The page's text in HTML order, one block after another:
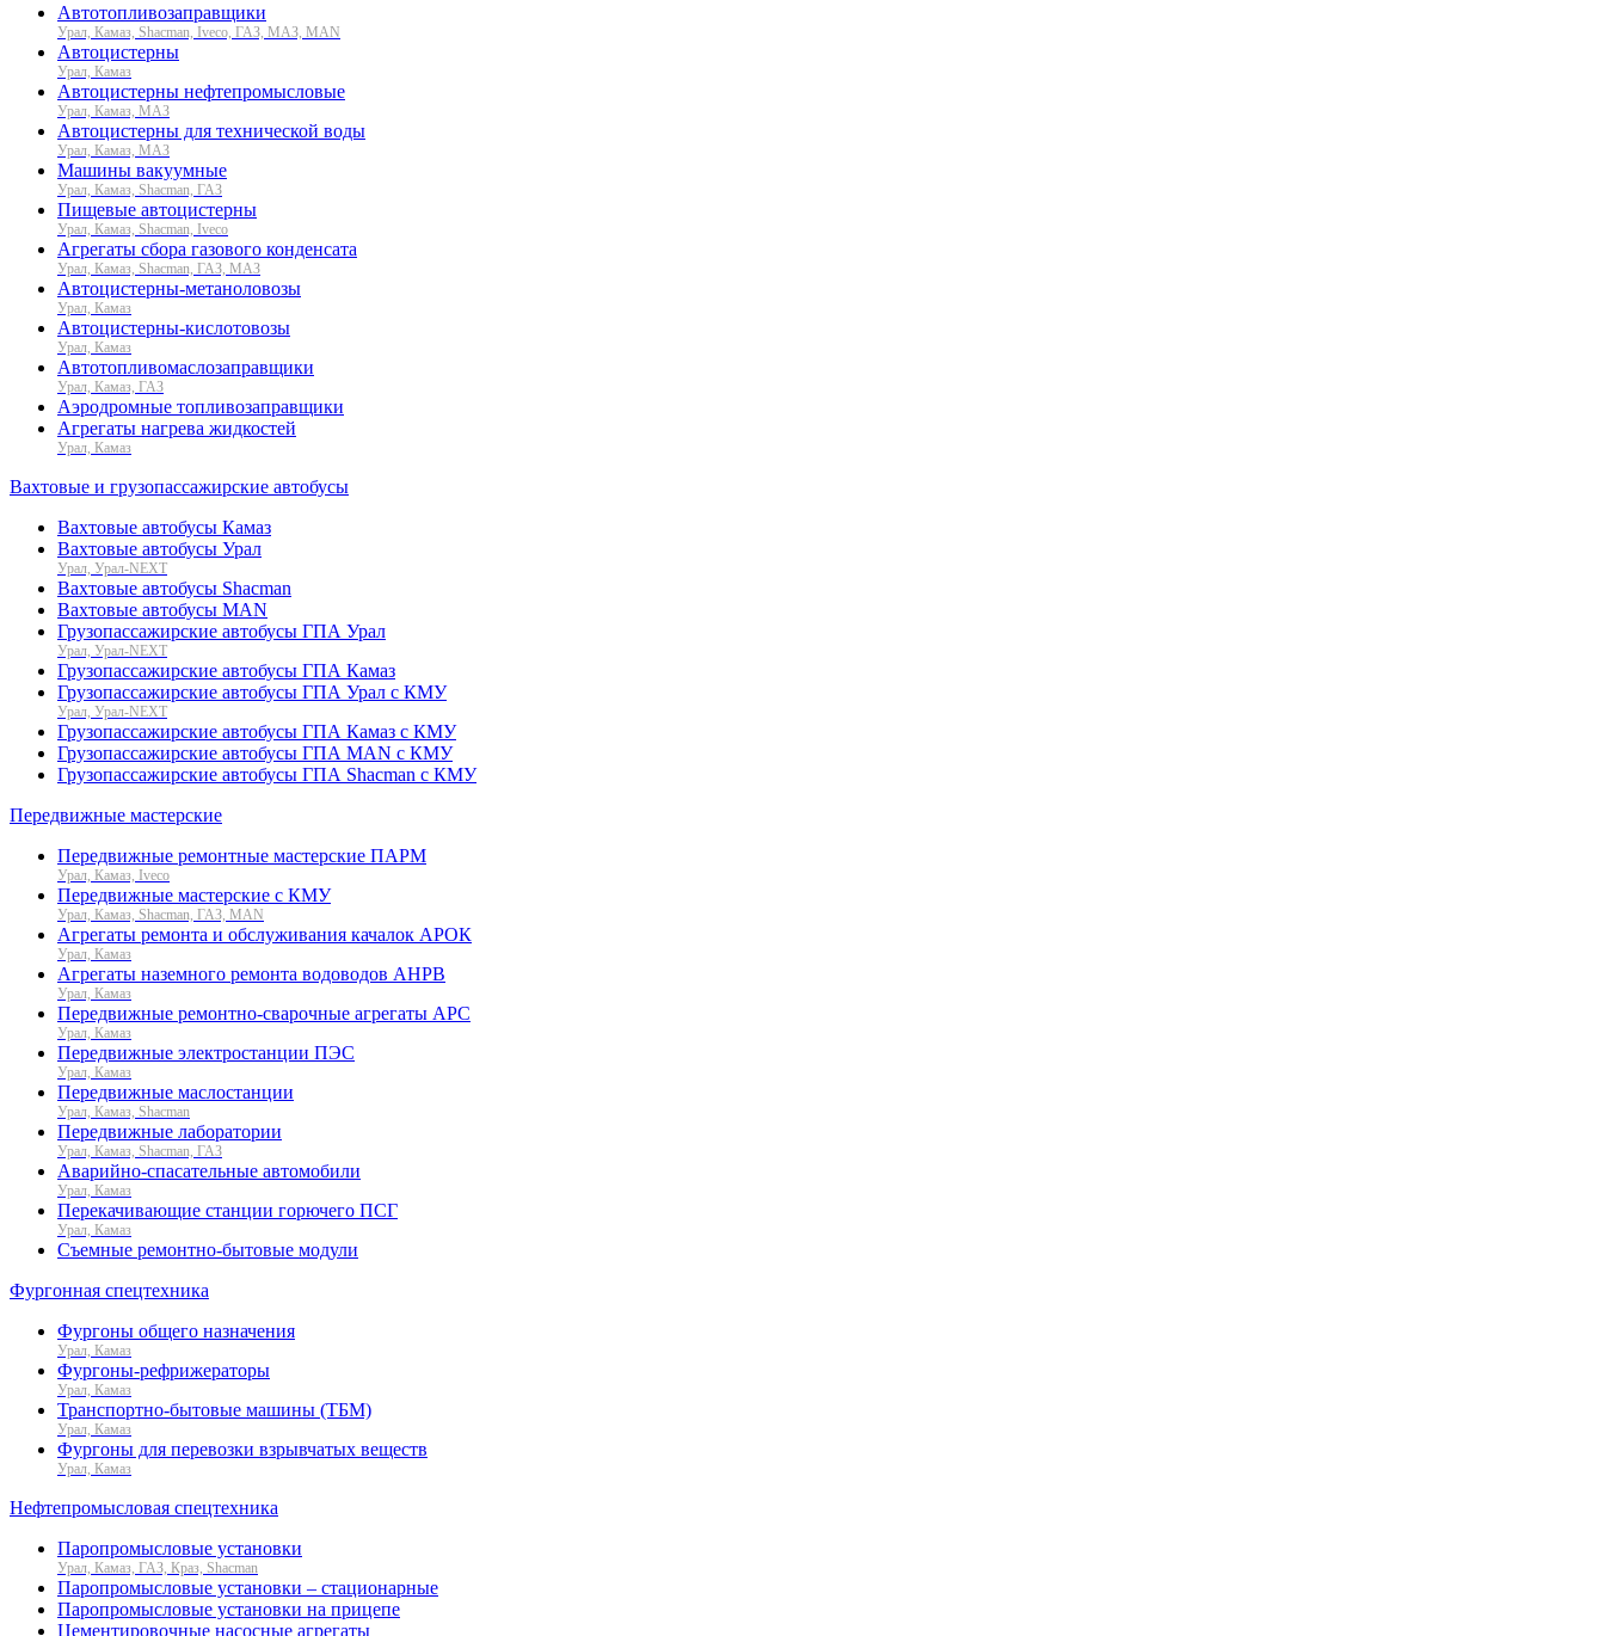
Автотопливозаправщики
Урал, Камаз, Shacman, Iveco, ГАЗ, МАЗ, MAN
Автоцистерны
Урал, Камаз
Автоцистерны нефтепромысловые
Урал, Камаз, МАЗ
Автоцистерны для технической воды
Урал, Камаз, МАЗ
Машины вакуумные
Урал, Камаз, Shacman, ГАЗ
Пищевые автоцистерны
Урал, Камаз, Shacman, Iveco
Агрегаты сбора газового конденсата
Урал, Камаз, Shacman, ГАЗ, МАЗ
Автоцистерны-метаноловозы
Урал, Камаз
Автоцистерны-кислотовозы
Урал, Камаз
Автотопливомаслозаправщики
Урал, Камаз, ГАЗ
Аэродромные топливозаправщики
Агрегаты нагрева жидкостей
Урал, Камаз
Вахтовые и грузопассажирские автобусы
Вахтовые автобусы Камаз
Вахтовые автобусы Урал
Урал, Урал-NEXT
Вахтовые автобусы Shacman
Вахтовые автобусы MAN
Грузопассажирские автобусы ГПА Урал
Урал, Урал-NEXT
Грузопассажирские автобусы ГПА Камаз
Грузопассажирские автобусы ГПА Урал с КМУ
Урал, Урал-NEXT
Грузопассажирские автобусы ГПА Камаз с КМУ
Грузопассажирские автобусы ГПА MAN с КМУ
Грузопассажирские автобусы ГПА Shacman с КМУ
Передвижные мастерские
Передвижные ремонтные мастерские ПАРМ
Урал, Камаз, Iveco
Передвижные мастерские с КМУ
Урал, Камаз, Shacman, ГАЗ, MAN
Агрегаты ремонта и обслуживания качалок АРОК
Урал, Камаз
Агрегаты наземного ремонта водоводов АНРВ
Урал, Камаз
Передвижные ремонтно-сварочные агрегаты АРС
Урал, Камаз
Передвижные электростанции ПЭС
Урал, Камаз
Передвижные маслостанции
Урал, Камаз, Shacman
Передвижные лаборатории
Урал, Камаз, Shacman, ГАЗ
Аварийно-спасательные автомобили
Урал, Камаз
Перекачивающие станции горючего ПСГ
Урал, Камаз
Съемные ремонтно-бытовые модули
Фургонная спецтехника
Фургоны общего назначения
Урал, Камаз
Фургоны-рефрижераторы
Урал, Камаз
Транспортно-бытовые машины (ТБМ)
Урал, Камаз
Фургоны для перевозки взрывчатых веществ
Урал, Камаз
Нефтепромысловая спецтехника
Паропромысловые установки
Урал, Камаз, ГАЗ, Краз, Shacman
Паропромысловые установки – стационарные
Паропромысловые установки на прицепе
Цементировочные насосные агрегаты